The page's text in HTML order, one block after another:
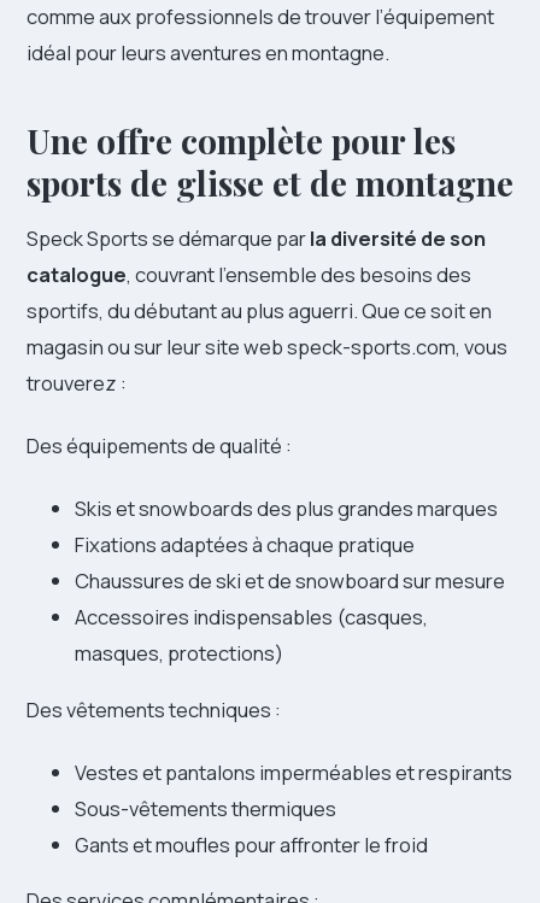
comme aux professionnels de trouver l’équipement
idéal pour leurs aventures en montagne.
Une offre complète pour les
sports de glisse et de montagne
Speck Sports se démarque parla diversité de son
catalogue, couvrant l’ensemble des besoins des
sportifs, du débutant au plus aguerri. Que ce soit en
magasin ou sur leur site web speck-sports.com, vous
trouverez :
Des équipements de qualité :
Skis et snowboards des plus grandes marques
Fixations adaptées à chaque pratique
Chaussures de ski et de snowboard sur mesure
Accessoires indispensables (casques,
masques, protections)
Des vêtements techniques :
Vestes et pantalons imperméables et respirants
Sous-vêtements thermiques
Gants et moufles pour affronter le froid